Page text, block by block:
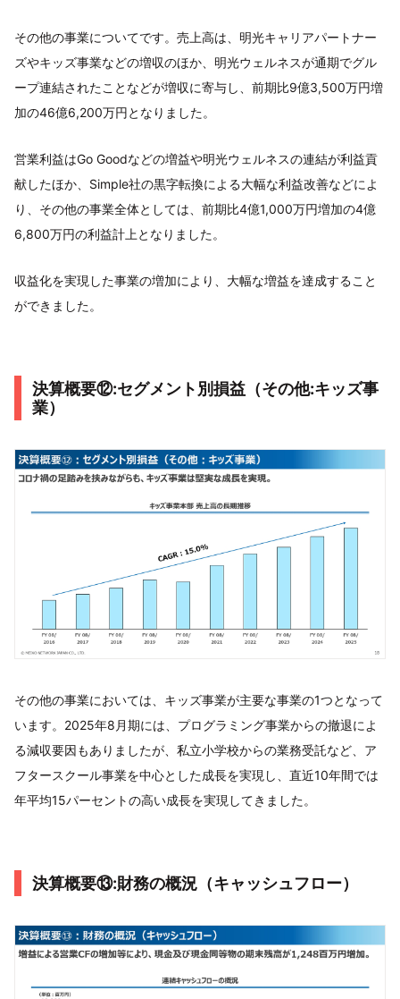
その他の事業についてです。売上高は、明光キャリアパートナー
ズやキッズ事業などの増収のほか、明光ウェルネスが通期でグル
ープ連結されたことなどが増収に寄与し、前期比9億3,500万円増
加の46億6,200万円となりました。
営業利益はGo Goodなどの増益や明光ウェルネスの連結が利益貢
献したほか、Simple社の黒字転換による大幅な利益改善などによ
り、その他の事業全体としては、前期比4億1,000万円増加の4億
6,800万円の利益計上となりました。
収益化を実現した事業の増加により、大幅な増益を達成すること
ができました。
決算概要⑫:セグメント別損益（その他:キッズ事
業）
その他の事業においては、キッズ事業が主要な事業の1つとなって
います。2025年8月期には、プログラミング事業からの撤退によ
る減収要因もありましたが、私立小学校からの業務受託など、ア
フタースクール事業を中心とした成長を実現し、直近10年間では
年平均15パーセントの高い成長を実現してきました。
決算概要⑬:財務の概況（キャッシュフロー）